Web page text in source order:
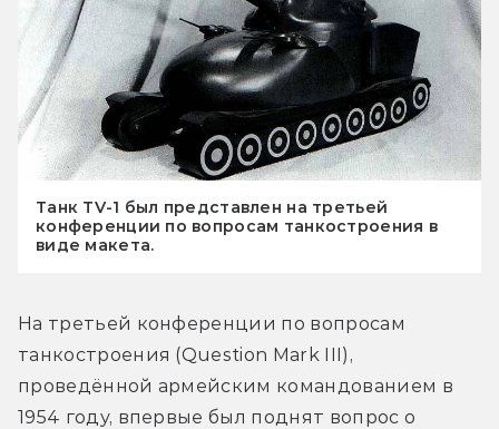
Танк TV-1 был представлен на третьей
конференции по вопросам танкостроения в
виде макета.
На третьей конференции по вопросам
танкостроения (Question Mark III),
проведённой армейским командованием в
1954 году, впервые был поднят вопрос о